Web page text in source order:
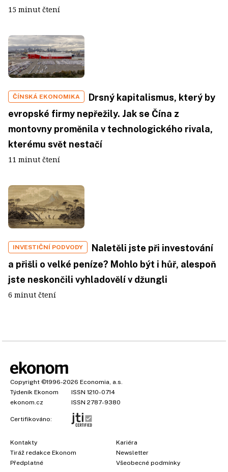
15 minut čtení
ČÍNSKÁ EKONOMIKA
Drsný kapitalismus, který by
evropské firmy nepřežily. Jak se Čína z
montovny proměnila v technologického rivala,
kterému svět nestačí
11 minut čtení
INVESTIČNÍ PODVODY
Naletěli jste při investování
a přišli o velké peníze? Mohlo být i hůř, alespoň
jste neskončili vyhladovělí v džungli
6 minut čtení
Copyright ©1996-2026 Economia, a.s.
Týdeník Ekonom
ISSN 1210-0714
ekonom.cz
ISSN 2787-9380
Certifikováno:
Kontakty
Tiráž redakce Ekonom
Předplatné
Kariéra
Newsletter
Všeobecné podmínky